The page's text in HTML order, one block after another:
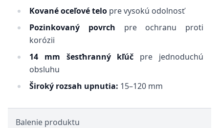
Kované oceľové telo pre vysokú odolnosť
Pozinkovaný povrch pre ochranu proti
korózii
14 mm šesťhranný kľúč pre jednoduchú
obsluhu
Široký rozsah upnutia: 15–120 mm
Balenie produktu